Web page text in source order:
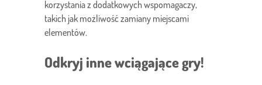
korzystania z dodatkowych wspomagaczy,
takich jak możliwość zamiany miejscami
elementów.
Odkryj inne wciągające gry!